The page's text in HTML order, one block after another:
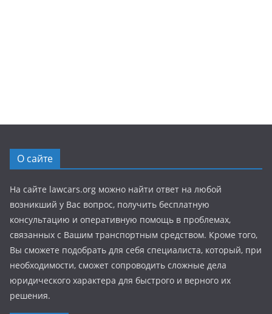
О сайте
На сайте lawcars.org можно найти ответ на любой
возникший у Вас вопрос, получить бесплатную
консультацию и оперативную помощь в проблемах,
связанных с Вашим транспортным средством. Кроме того,
Вы сможете подобрать для себя специалиста, который, при
необходимости, сможет сопроводить сложные дела
юридического характера для быстрого и верного их
решения.